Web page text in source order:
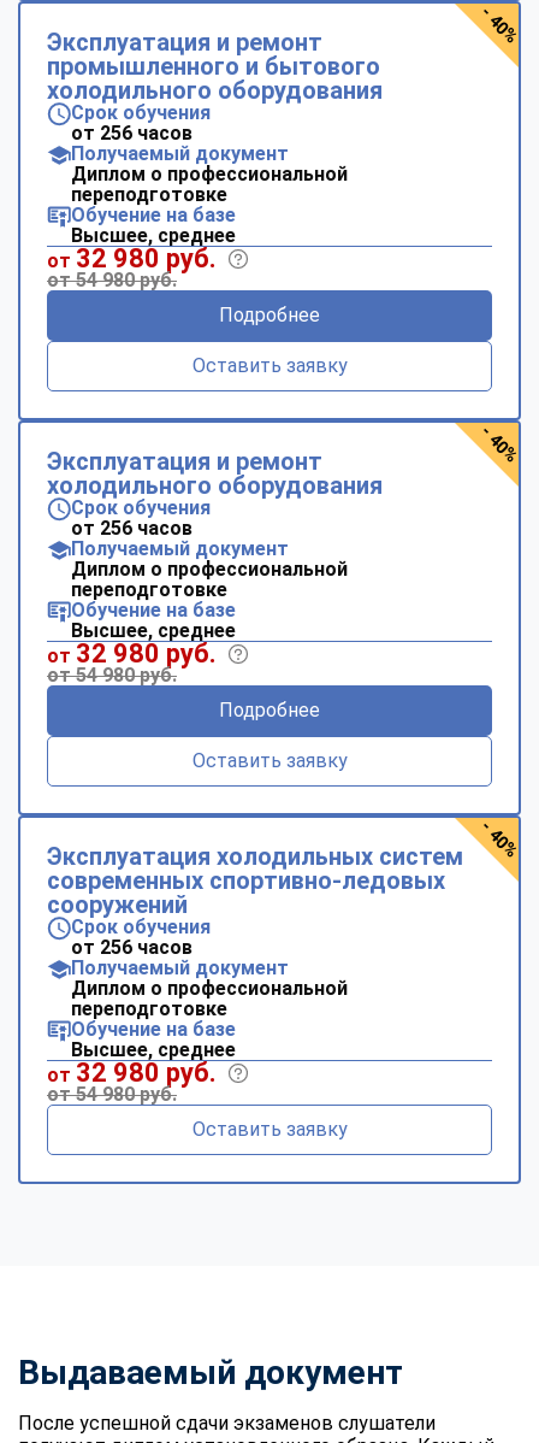
Эксплуатация и ремонт
промышленного и бытового
холодильного оборудования
Срок обучения
от 256 часов
Получаемый документ
Диплом о профессиональной
переподготовке
Обучение на базе
Высшее, среднее
от 32 980 руб.
от 54 980 руб.
Подробнее
Оставить заявку
- 40%
Эксплуатация и ремонт
холодильного оборудования
Срок обучения
от 256 часов
Получаемый документ
Диплом о профессиональной
переподготовке
Обучение на базе
Высшее, среднее
от 32 980 руб.
от 54 980 руб.
Подробнее
Оставить заявку
- 40%
Эксплуатация холодильных систем
современных спортивно-ледовых
сооружений
Срок обучения
от 256 часов
Получаемый документ
Диплом о профессиональной
переподготовке
Обучение на базе
Высшее, среднее
от 32 980 руб.
от 54 980 руб.
Оставить заявку
- 40%
Выдаваемый документ
После успешной сдачи экзаменов слушатели